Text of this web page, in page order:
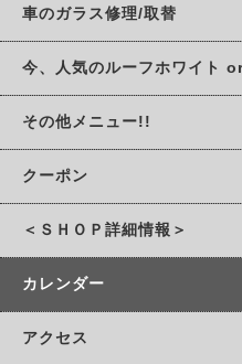
車のガラス修理/取替
今、人気のルーフホワイト
その他メニュー!!
クーポン
＜ＳＨＯＰ詳細情報＞
カレンダー
アクセス